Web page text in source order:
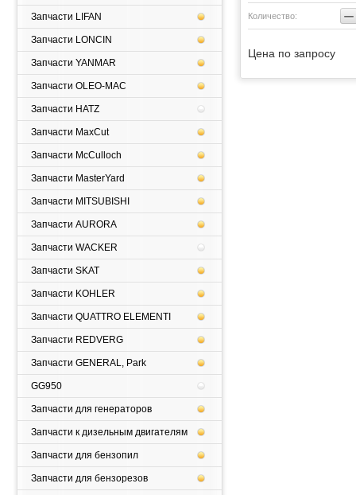
Количество: −
Цена по запросу
Запчасти LIFAN
Запчасти LONCIN
Запчасти YANMAR
Запчасти OLEO-MAC
Запчасти HATZ
Запчасти MaxCut
Запчасти McCulloch
Запчасти MasterYard
Запчасти MITSUBISHI
Запчасти AURORA
Запчасти WACKER
Запчасти SKAT
Запчасти KOHLER
Запчасти QUATTRO ELEMENTI
Запчасти REDVERG
Запчасти GENERAL, Park
GG950
Запчасти для генераторов
Запчасти к дизельным двигателям
Запчасти для бензопил
Запчасти для бензорезов